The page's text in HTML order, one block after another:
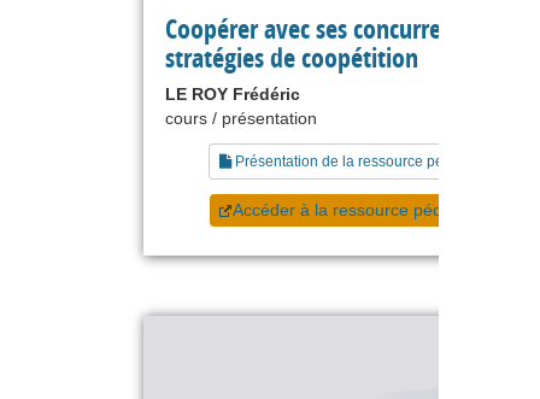
Coopérer avec ses concurrents : les
stratégies de coopétition
LE ROY Frédéric
cours / présentation
Présentation de la ressource pédagogique
Accéder à la ressource pédagogique